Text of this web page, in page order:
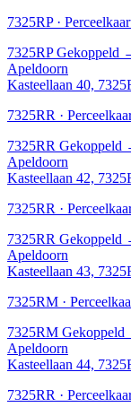
7325RP ·
7325RP Gekoppeld
Apeldoorn
Kasteellaan 40,
7325RR ·
7325RR Gekoppeld
Apeldoorn
Kasteellaan 42,
7325RR ·
7325RR Gekoppeld
Apeldoorn
Kasteellaan 43,
7325RM ·
7325RM Gekoppeld
Apeldoorn
Kasteellaan 44,
7325RR ·